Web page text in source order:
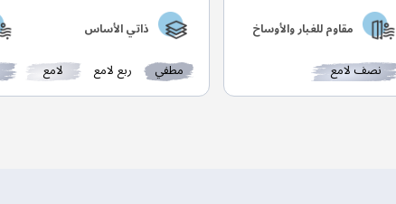
مقاوم للغبار والأوساخ
نصف لامع
ذاتي الأساس
مطفي ربع لامع لامع